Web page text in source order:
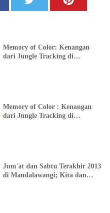
Memory of Color: Kenangan
dari Jungle Tracking di
Memory of Color : Kenangan
dari Jungle Tracking di
Jum'at dan Sabtu Terakhir 2013
di Mandalawangi; Kita dan